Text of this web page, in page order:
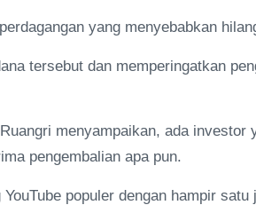
yang menyebabkan
tersebut dan memperingatkan
menyampaikan, ada investor
pengembalian apa pun.
populer dengan hampir